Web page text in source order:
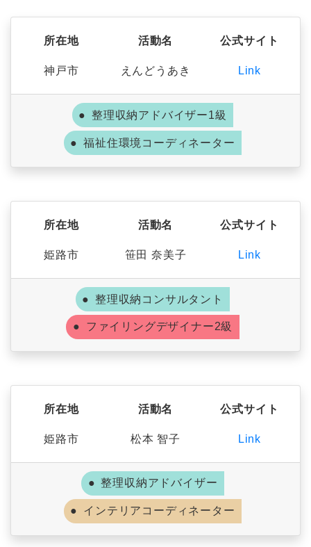
所在地
神戸市
活動名
えんどうあき
公式サイト
Link
整理収納アドバイザー1級
福祉住環境コーディネーター
所在地
姫路市
活動名
笹田 奈美子
公式サイト
Link
整理収納コンサルタント
ファイリングデザイナー2級
所在地
姫路市
活動名
松本 智子
公式サイト
Link
整理収納アドバイザー
インテリアコーディネーター